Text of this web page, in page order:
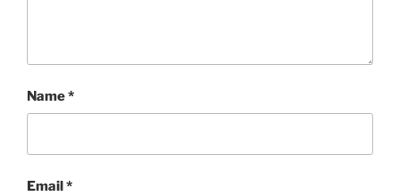
Name*
Email*